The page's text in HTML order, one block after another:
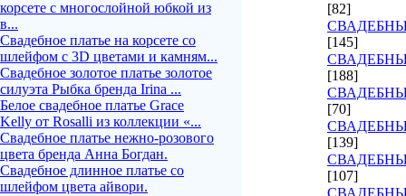
корсете с многослойной юбкой из
в...
Свадебное платье на корсете со
шлейфом с 3D цветами и камням...
Свадебное золотое платье золотое
силуэта Рыбка бренда Irina ...
Белое свадебное платье Grace
Kelly от Rosalli из коллекции «...
Свадебное платье нежно-розового
цвета бренда Анна Богдан.
Свадебное длинное платье со
шлейфом цвета айвори.
[82]
[145]
[188]
[70]
[139]
[107]